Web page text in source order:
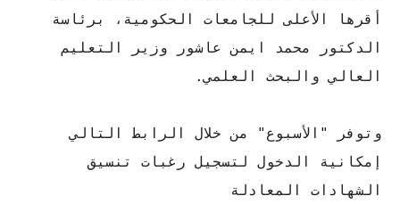
أقرها الأعلى للجامعات الحكومية، برئاسة
الدكتور محمد ايمن عاشور وزير التعليم
العالي والبحث العلمي.
وتوفر "الأسبوع" من خلال الرابط التالي
إمكانية الدخول لتسجيل رغبات تنسيق
الشهادات المعادلة